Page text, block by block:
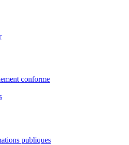
conforme
publiques